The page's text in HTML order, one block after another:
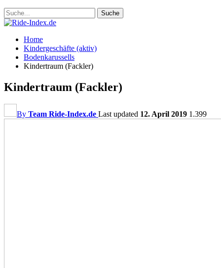
Home
Kindergeschäfte (aktiv)
Bodenkarussells
Kindertraum (Fackler)
Kindertraum (Fackler)
By Team Ride-Index.de Last updated 12. April 2019 1.399